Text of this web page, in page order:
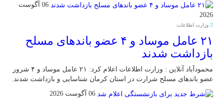
06 آگوست
2026
وزارت اطلاعات:
۲۱ عامل موساد و ۴ عضو باند‌های مسلح
بازداشت شدند
محمودآباد آنلاین : وزارت اطلاعات اعلام کرد: ۲۱ عامل موساد و ۴ شرور
عضو باند‌های مسلح شرارت در استان کرمان شناسایی و بازداشت شدند.
06 آگوست 2026